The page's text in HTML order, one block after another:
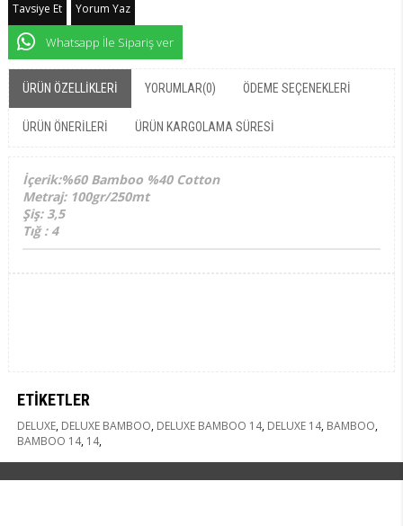
Tavsiye Et Yorum Yaz
Whatsapp İle Sipariş ver
ÜRÜN ÖZELLIKLERI YORUMLAR(0) ÖDEME SEÇENEKLERI
ÜRÜN ÖNERILERI ÜRÜN KARGOLAMA SÜRESI
İçerik:%60 Bamboo %40 Cotton
Metraj: 100gr/250mt
Şiş: 3,5
Tığ : 4
ETIKETLER
DELUXE, DELUXE BAMBOO, DELUXE BAMBOO 14, DELUXE 14, BAMBOO,
BAMBOO 14, 14,